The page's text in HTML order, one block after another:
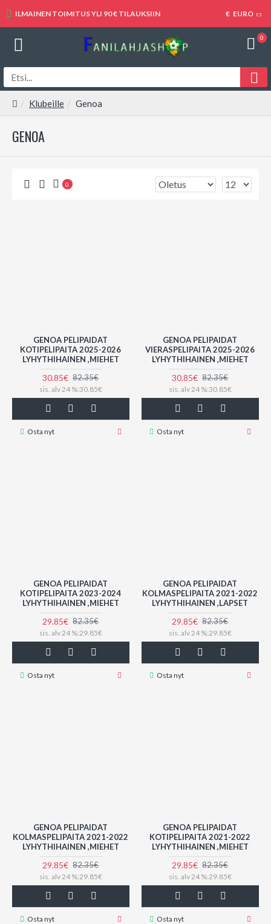
ILMAINEN TOIMITUS YLI 90 € TILAUKSIIN € EURO
0
Klubeille Genoa
GENOA
0
GENOA PELIPAIDAT
KOTIPELIPAITA 2025-2026
LYHYTHIHAINEN ,MIEHET
30.85€ 82.35€
sis. alv 24 %:30.85€
Osta nyt
GENOA PELIPAIDAT
VIERASPELIPAITA 2025-2026
LYHYTHIHAINEN ,MIEHET
30.85€ 82.35€
sis. alv 24 %:30.85€
Osta nyt
GENOA PELIPAIDAT
KOTIPELIPAITA 2023-2024
LYHYTHIHAINEN ,MIEHET
29.85€ 82.35€
sis. alv 24 %:29.85€
Osta nyt
GENOA PELIPAIDAT
KOLMASPELIPAITA 2021-2022
LYHYTHIHAINEN ,LAPSET
29.85€ 82.35€
sis. alv 24 %:29.85€
Osta nyt
GENOA PELIPAIDAT
KOLMASPELIPAITA 2021-2022
LYHYTHIHAINEN ,MIEHET
29.85€ 82.35€
sis. alv 24 %:29.85€
Osta nyt
GENOA PELIPAIDAT
KOTIPELIPAITA 2021-2022
LYHYTHIHAINEN ,MIEHET
29.85€ 82.35€
sis. alv 24 %:29.85€
Osta nyt